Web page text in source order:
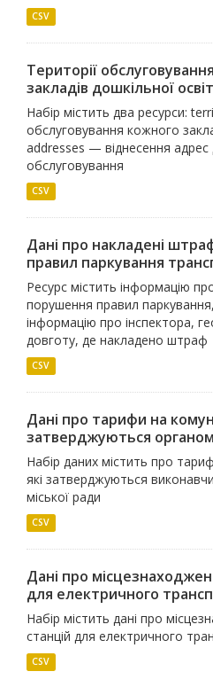
CSV
Території
закладів дошкільної
Набір містить два ресурси:
обслуговування кожного
addresses — віднесення адрес
обслуговування
CSV
Дані про накладені
правил паркування
Ресурс містить інформацію
порушення правил
інформацію про інспектора,
довготу, де накладено штраф
CSV
Дані про тарифи на
затверджуються органом
Набір даних містить про
які затверджуються
міської ради
CSV
Дані про
для електричного
Набір містить дані про
станцій для електричного
CSV